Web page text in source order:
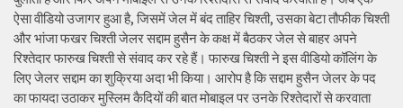
ऐसा वीडियो उजागर हुआ है, जिसमें जेल में बंद ताहिर चिश्ती, उसका बेटा तौफीक चिश्ती
और भांजा फखर चिश्ती जेलर सद्दाम हुसैन के कक्ष में बैठकर जेल से बाहर अपने
रिश्तेदार फारुख चिश्ती से संवाद कर रहे हैं। फारुख चिश्ती ने इस वीडियो कॉलिंग के
लिए जेलर सद्दाम का शुक्रिया अदा भी किया। आरोप है कि सद्दाम हुसैन जेलर के पद
का फायदा उठाकर मुस्लिम कैदियों की बात मोबाइल पर उनके रिश्तेदारों से करवाता